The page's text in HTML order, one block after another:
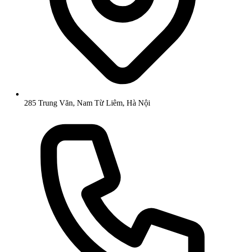
285 Trung Văn, Nam Từ Liêm, Hà Nội